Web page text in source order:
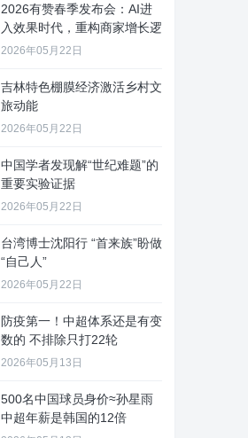
2026有赞春季发布会：AI进
入效果时代，重构商家增长逻
2026年05月22日
吉林特色棚膜经济激活乡村文
旅动能
2026年05月22日
中国学者发现解“世纪难题”的
重要实验证据
2026年05月22日
台湾博士沈阳行 “首来族”盼做
“自己人”
2026年05月22日
防疫第一！中超体系还是有变
数的 不排除只打22轮
2026年05月13日
500名中国球员身价≈孙星雨
中超年薪是韩国的12倍